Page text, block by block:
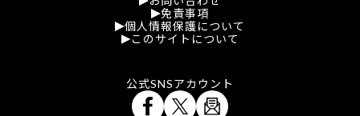
免責事項
個人情報保護について
このサイトについて
公式SNSアカウント